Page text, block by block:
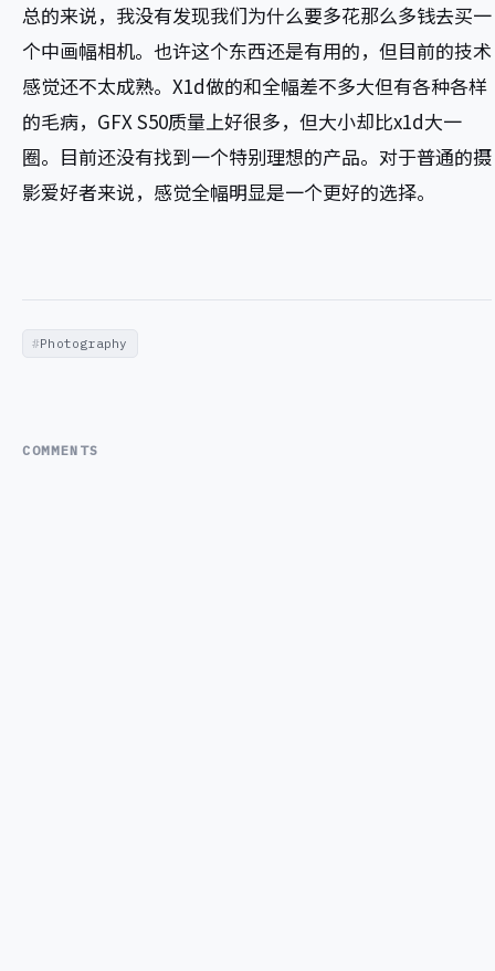
总的来说，我没有发现我们为什么要多花那么多钱去买一
个中画幅相机。也许这个东西还是有用的，但目前的技术
感觉还不太成熟。X1d做的和全幅差不多大但有各种各样
的毛病，GFX S50质量上好很多，但大小却比x1d大一
圈。目前还没有找到一个特别理想的产品。对于普通的摄
影爱好者来说，感觉全幅明显是一个更好的选择。
Photography
COMMENTS